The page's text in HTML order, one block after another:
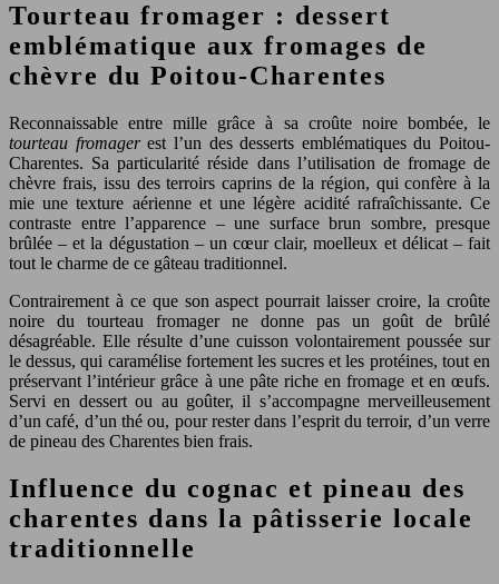
Tourteau fromager : dessert
emblématique aux fromages de
chèvre du Poitou-Charentes
Reconnaissable entre mille grâce à sa croûte noire bombée, le
tourteau fromagerest l’un des desserts emblématiques du Poitou-
Charentes. Sa particularité réside dans l’utilisation de fromage de
chèvre frais, issu des terroirs caprins de la région, qui confère à la
mie une texture aérienne et une légère acidité rafraîchissante. Ce
contraste entre l’apparence – une surface brun sombre, presque
brûlée – et la dégustation – un cœur clair, moelleux et délicat – fait
tout le charme de ce gâteau traditionnel.
Contrairement à ce que son aspect pourrait laisser croire, la croûte
noire du tourteau fromager ne donne pas un goût de brûlé
désagréable. Elle résulte d’une cuisson volontairement poussée sur
le dessus, qui caramélise fortement les sucres et les protéines, tout en
préservant l’intérieur grâce à une pâte riche en fromage et en œufs.
Servi en dessert ou au goûter, il s’accompagne merveilleusement
d’un café, d’un thé ou, pour rester dans l’esprit du terroir, d’un verre
de pineau des Charentes bien frais.
Influence du cognac et pineau des
charentes dans la pâtisserie locale
traditionnelle